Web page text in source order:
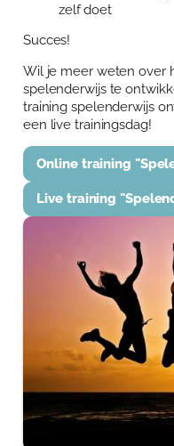
zelf doet
Succes!
Wil je meer weten over
spelenderwijs te
training spelenderwijs
een live trainingsdag!
Online training
Live training